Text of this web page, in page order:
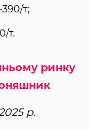
т;
т.
ринку
р.